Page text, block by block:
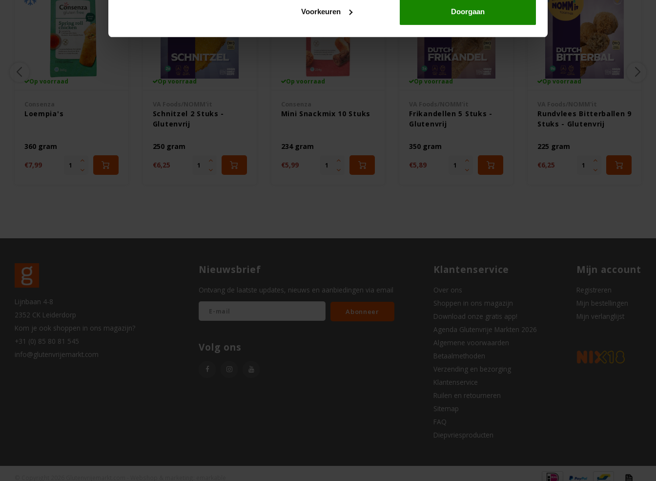
Voorkeuren Doorgaan
Op voorraad
Loempia's
360 gram
€7,99
Op voorraad
Schnitzel 2 Stuks -
Glutenvrij
250 gram
€6,25
Op voorraad
Mini Snackmix 10 Stuks
234 gram
€5,99
Op voorraad
Frikandellen 5 Stuks -
Glutenvrij
350 gram
€5,89
Op voorraad
Rundvlees Bitterballen 9
Stuks - Glutenvrij
225 gram
€6,25
Lijnbaan 4-8
2352 CK Leiderdorp
Kom je ook shoppen in ons magazijn?
+31 (0) 85 80 81 545
info@glutenvrijemarkt.com
Nieuwsbrief
Ontvang de laatste updates, nieuws en aanbiedingen via email
Abonneer
Volg ons
Klantenservice
Over ons
Shoppen in ons magazijn
Download onze gratis app!
Agenda Glutenvrije Markten 2026
Algemene voorwaarden
Betaalmethoden
Verzending en bezorging
Klantenservice
Ruilen en retourneren
Sitemap
FAQ
Diepvriesproducten
Mijn account
Registreren
Mijn bestellingen
Mijn verlanglijst